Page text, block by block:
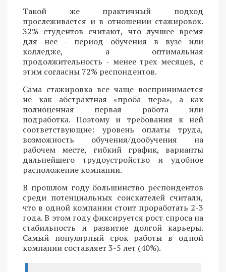
Такой же практичный подход
прослеживается и в отношении стажировок.
32% студентов считают, что лучшее время
для нее - период обучения в вузе или
колледже, а оптимальная
продолжительность - менее трех месяцев, с
этим согласны 72% респондентов.
Сама стажировка все чаще воспринимается
не как абстрактная «проба пера», а как
полноценная первая работа или
подработка. Поэтому и требования к ней
соответствующие: уровень оплаты труда,
возможность обучения/дообучения на
рабочем месте, гибкий график, варианты
дальнейшего трудоустройство и удобное
расположение компании.
В прошлом году большинство респондентов
среди потенциальных соискателей считали,
что в одной компании стоит проработать 2-3
года. В этом году фиксируется рост спроса на
стабильность и развитие долгой карьеры.
Самый популярный срок работы в одной
компании составляет 3-5 лет (40%).